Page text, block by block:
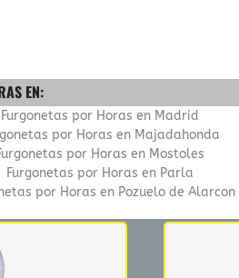
EN:
Furgonetas por Horas en Madrid
por Horas en Majadahonda
por Horas en Mostoles
Furgonetas por Horas en Parla
por Horas en Pozuelo de Alarcon